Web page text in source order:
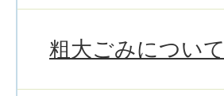
粗大ごみについて